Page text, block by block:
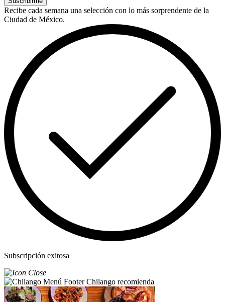
Recibe cada semana una selección con lo más sorprendente de la
Ciudad de México.
Subscripción exitosa
Chilango recomienda